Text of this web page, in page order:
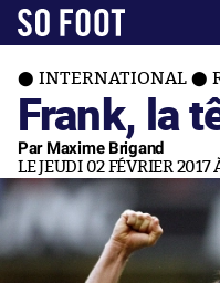
INTERNATIONAL
Frank, la
Par Maxime Brigand
LE JEUDI 02 FÉVRIER 2017